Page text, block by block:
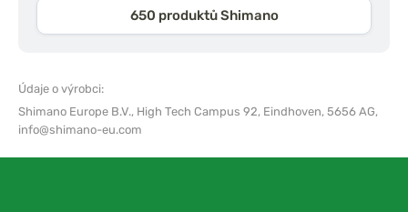
650 produktů Shimano
Údaje o výrobci:
Shimano Europe B.V., High Tech Campus 92, Eindhoven, 5656 AG,
info@shimano-eu.com